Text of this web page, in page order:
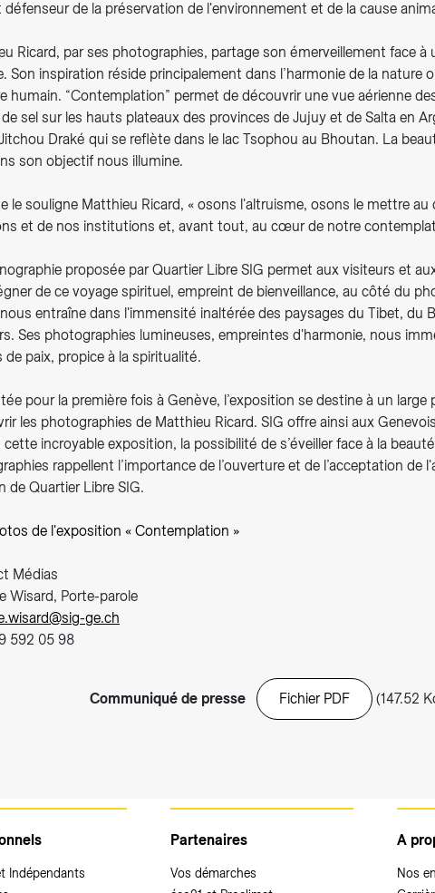
défenseur de la préservation de l'environnement et de la cause
Ricard, par ses photographies, partage son émerveillement face à
Son inspiration réside principalement dans l’harmonie de la nature
humain. “Contemplation” permet de découvrir une vue aérienne
sel sur les hauts plateaux des provinces de Jujuy et de Salta en
Draké qui se reflète dans le lac Tsophou au Bhoutan. La
son objectif nous illumine.
le souligne Matthieu Ricard, « osons l'altruisme, osons le mettre
et de nos institutions et, avant tout, au cœur de notre
proposée par Quartier Libre SIG permet aux visiteurs et
de ce voyage spirituel, empreint de bienveillance, au côté du
nous entraîne dans l'immensité inaltérée des paysages du Tibet, du
Ses photographies lumineuses, empreintes d'harmonie, nous
de paix, propice à la spiritualité.
pour la première fois à Genève, l’exposition se destine à un large
les photographies de Matthieu Ricard. SIG offre ainsi aux
cette incroyable exposition, la possibilité de s’éveiller face à la
rappellent l’importance de l’ouverture et de l’acceptation de
de Quartier Libre SIG.
de l'exposition « Contemplation »
Médias
Wisard, Porte-parole
ge.ch
592 05 98
Communiqué de presse Fichier PDF (147.52
Indépendants
Partenaires
Vos démarches
A
Nos